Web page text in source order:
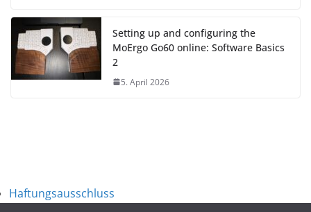
Setting up and configuring the
MoErgo Go60 online: Software Basics
2
5. April 2026
Haftungsausschluss